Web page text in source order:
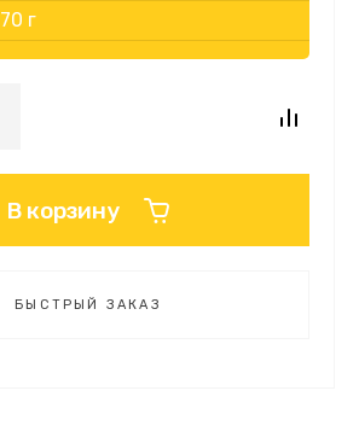
70 г
В корзину
БЫСТРЫЙ ЗАКАЗ